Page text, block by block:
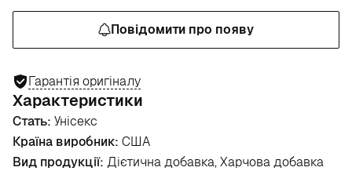
Повідомити про появу
Гарантія оригіналу
Характеристики
Стать: Унісекс
Країна виробник: США
Вид продукції: Дієтична добавка, Харчова добавка